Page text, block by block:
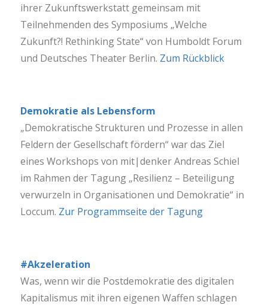
ihrer Zukunftswerkstatt gemeinsam mit
Teilnehmenden des Symposiums „Welche
Zukunft?! Rethinking State“ von Humboldt Forum
und Deutsches Theater Berlin. Zum Rückblick
Demokratie als Lebensform
„Demokratische Strukturen und Prozesse in allen
Feldern der Gesellschaft fördern“ war das Ziel
eines Workshops von mit|denker Andreas Schiel
im Rahmen der Tagung „Resilienz – Beteiligung
verwurzeln in Organisationen und Demokratie“ in
Loccum. Zur Programmseite der Tagung
#Akzeleration
Was, wenn wir die Postdemokratie des digitalen
Kapitalismus mit ihren eigenen Waffen schlagen